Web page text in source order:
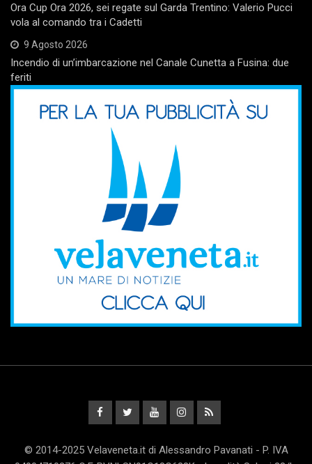
Ora Cup Ora 2026, sei regate sul Garda Trentino: Valerio Pucci
vola al comando tra i Cadetti
9 Agosto 2026
Incendio di un’imbarcazione nel Canale Cunetta a Fusina: due
feriti
© 2014-2025 Velaveneta.it di Alessandro Pavanati - P. IVA